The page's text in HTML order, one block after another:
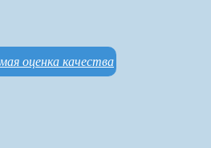
оценка качества